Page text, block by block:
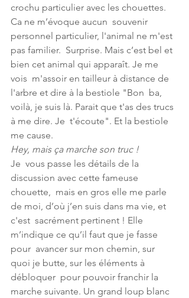
crochu particulier avec les chouettes.
Ca ne m’évoque aucun  souvenir
personnel particulier, l'animal ne m'est
pas familier.  Surprise. Mais c’est bel et
bien cet animal qui apparaît. Je me
vois  m'assoir en tailleur à distance de
l'arbre et dire à la bestiole "Bon  ba,
voilà, je suis là. Parait que t'as des trucs
à me dire. Je  t'écoute". Et la bestiole
me cause.
Hey, mais ça marche son truc !
Je  vous passe les détails de la
discussion avec cette fameuse
chouette,  mais en gros elle me parle
de moi, d’où j’en suis dans ma vie, et
c'est  sacrément pertinent ! Elle
m’indique ce qu’il faut que je fasse
pour  avancer sur mon chemin, sur
quoi je butte, sur les éléments à
débloquer  pour pouvoir franchir la
marche suivante. Un grand loup blanc